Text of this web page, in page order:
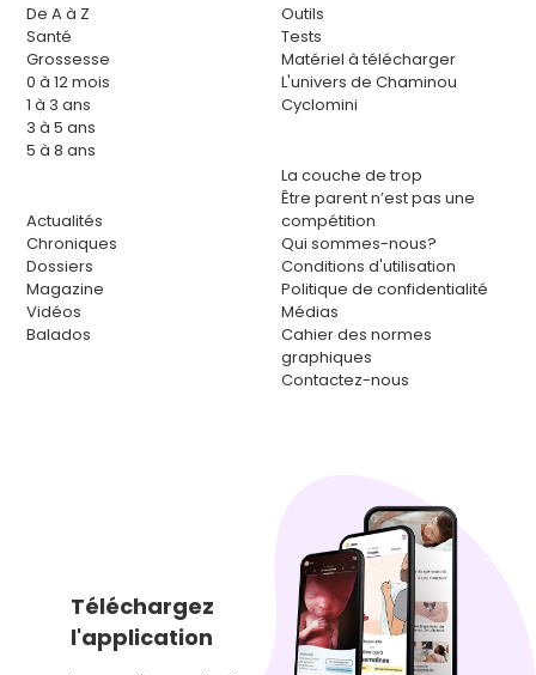
De A à Z
Santé
Grossesse
0 à 12 mois
1 à 3 ans
3 à 5 ans
5 à 8 ans
Actualités
Chroniques
Dossiers
Magazine
Vidéos
Balados
Outils
Tests
Matériel à télécharger
L'univers de Chaminou
Cyclomini
La couche de trop
Être parent n’est pas une
compétition
Qui sommes-nous?
Conditions d'utilisation
Politique de confidentialité
Médias
Cahier des normes
graphiques
Contactez-nous
Téléchargez
l'application